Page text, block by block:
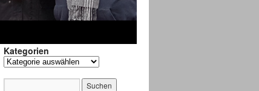
Kategorien
Kategorien